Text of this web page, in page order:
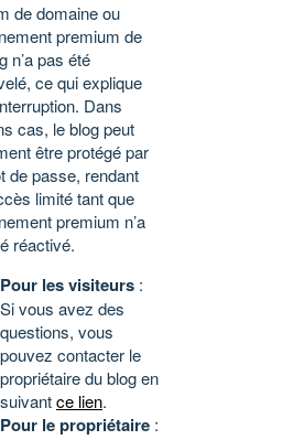
de domaine ou
premium de
n’a pas été
ce qui explique
Dans
cas, le blog peut
être protégé par
de passe, rendant
limité tant que
premium n’a
réactivé.
Pour les visiteurs :
Si vous avez des
questions, vous
pouvez contacter le
propriétaire du blog en
suivantce lien.
Pour le propriétaire :